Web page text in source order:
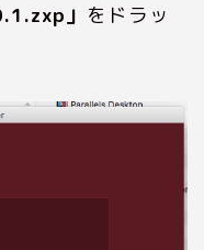
」 をドラッ